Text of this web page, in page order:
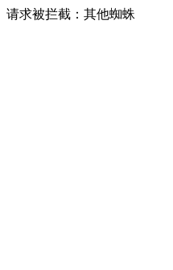
请求被拦截：其他蜘蛛